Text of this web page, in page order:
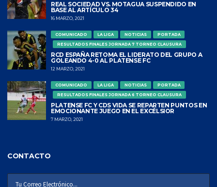
REAL SOCIEDAD VS. MOTAGUA SUSPENDIDO EN
BASE AL ARTÍCULO 34
16 MARZO, 2021
COMUNICADO LA LIGA NOTICIAS
PORTADA
RESULTADOS FINALES JORNADA 7 TORNEO CLAUSURA
RCD ESPAÑA RETOMA EL LIDERATO DEL GRUPO A
GOLEANDO 4-0 AL PLATENSE FC
12 MARZO, 2021
COMUNICADO LA LIGA NOTICIAS
PORTADA
RESULTADOS FINALES JORNADA 6 TORNEO CLAUSURA
PLATENSE FC Y CDS VIDA SE REPARTEN PUNTOS EN
EMOCIONANTE JUEGO EN EL EXCÉLSIOR
7 MARZO, 2021
CONTACTO